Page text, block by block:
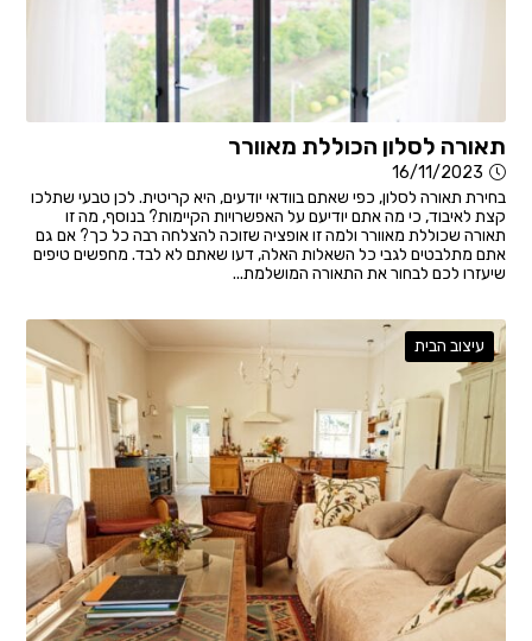
תאורה לסלון הכוללת מאוורר
16/11/2023
בחירת תאורה לסלון, כפי שאתם בוודאי יודעים, היא קריטית. לכן טבעי שתלכו
קצת לאיבוד, כי מה אתם יודיעם על האפשרויות הקיימות? בנוסף, מה זו
תאורה שכוללת מאוורר ולמה זו אופציה שזוכה להצלחה רבה כל כך? אם גם
אתם מתלבטים לגבי כל השאלות האלה, דעו שאתם לא לבד. מחפשים טיפים
שיעזרו לכם לבחור את התאורה המושלמת...
עיצוב הבית